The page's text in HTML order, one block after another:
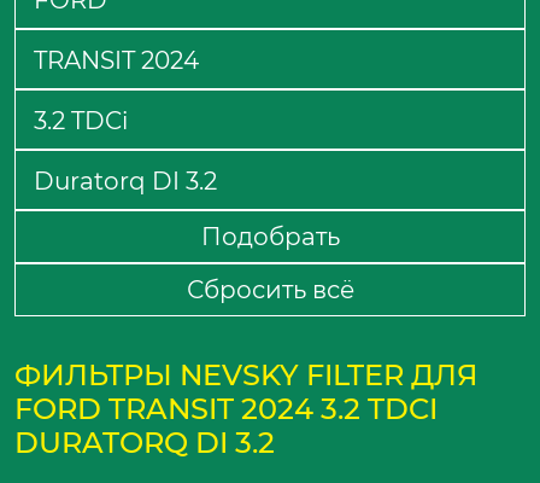
Подобрать
Сбросить всё
ФИЛЬТРЫ NEVSKY FILTER ДЛЯ
FORD TRANSIT 2024 3.2 TDCI
DURATORQ DI 3.2